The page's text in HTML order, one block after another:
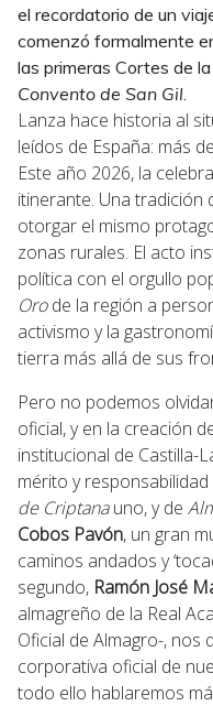
el recordatorio de un
comenzó formalmente
las primeras Cortes de
Convento de San Gil
Lanza hace historia al
leídos de España: más
Este año 2026, la
itinerante. Una tradición
otorgar el mismo
zonas rurales. El acto
política con el orgullo
Orode la región a
activismo y la
tierra más allá de sus
Pero no podemos
oficial, y en la creación
institucional de Castilla-
mérito y
de Criptanauno, y de
Cobos Pavón, un gran
caminos andados y
segundo, Ramón José
almagreño de la Real
Oficial de Almagro-, nos
corporativa oficial de
todo ello hablaremos